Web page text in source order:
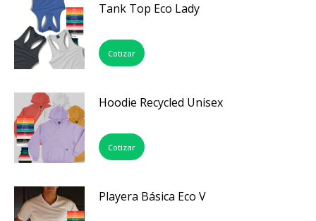
Tank Top Eco Lady
Cotizar
Hoodie Recycled Unisex
Cotizar
Playera Básica Eco V